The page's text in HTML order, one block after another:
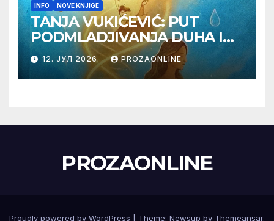
INFO NOVE KNJIGE
TANJA VUKIĆEVIĆ: PUT
PODMLADJIVANJA DUHA I
TELA SA TESLOM
12. ЈУЛ 2026. PROZAONLINE
PROZAONLINE
Proudly powered by WordPress Theme: Newsup by Themeansar.